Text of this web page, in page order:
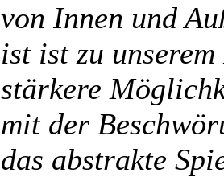
von Innen und
ist ist zu
stärkere
mit der
das abstrakte